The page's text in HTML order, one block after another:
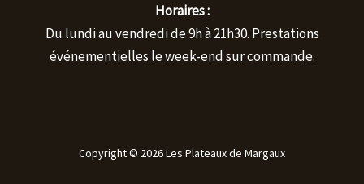
Horaires :
Du lundi au vendredi de 9h à 21h30. Prestations
événementielles le week-end sur commande.
Copyright © 2026 Les Plateaux de Margaux